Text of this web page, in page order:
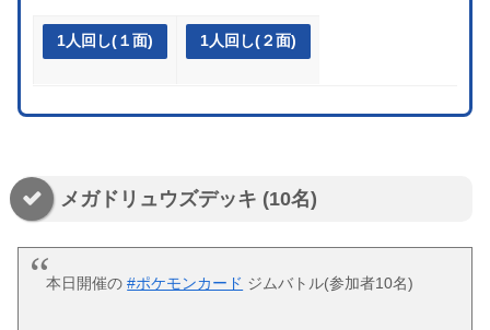
1人回し(１面) 1人回し(２面)
メガドリュウズデッキ (10名)
本日開催の#ポケモンカード ジムバトル(参加者10名)